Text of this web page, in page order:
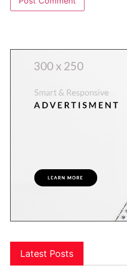
Latest Posts